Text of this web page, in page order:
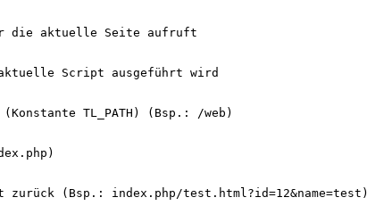
die aktuelle Seite aufruft
Script ausgeführt wird
TL_PATH) (Bsp.: /web)
(Bsp.: index.php/test.html?id=12&name=test)